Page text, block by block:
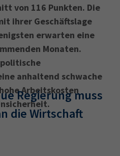
von 116 Punkten. Die
ihrer Geschäftslage
erwarten eine
Monaten.
anhaltend schwache
Arbeitskosten
Regierung muss
die Wirtschaft